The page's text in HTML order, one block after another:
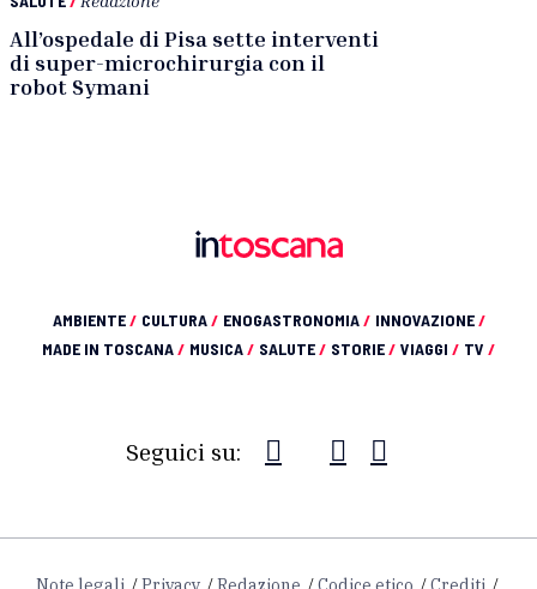
All’ospedale di Pisa sette interventi
di super-microchirurgia con il
robot Symani
AMBIENTE/ CULTURA/ ENOGASTRONOMIA/ INNOVAZIONE/
MADE IN TOSCANA/ MUSICA/ SALUTE/ STORIE/ VIAGGI / TV /
Seguici su: